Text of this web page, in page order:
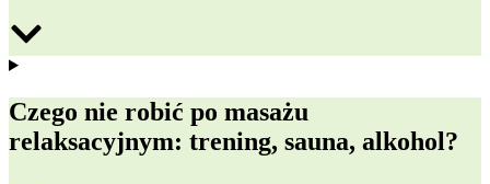
Czego nie robić po masażu
relaksacyjnym: trening, sauna, alkohol?